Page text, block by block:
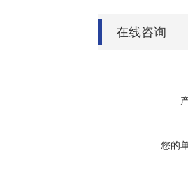
在线咨询
您的